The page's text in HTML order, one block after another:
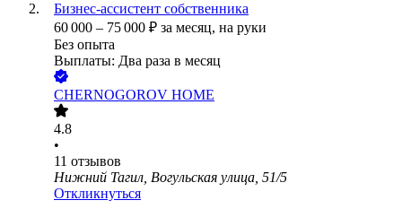
Бизнес-ассистент собственника
60 000 – 75 000 ₽ за месяц, на руки
Без опыта
Выплаты: Два раза в месяц
CHERNOGOROV HOME
4.8
•
11 отзывов
Нижний Тагил, Вогульская улица, 51/5
Откликнуться